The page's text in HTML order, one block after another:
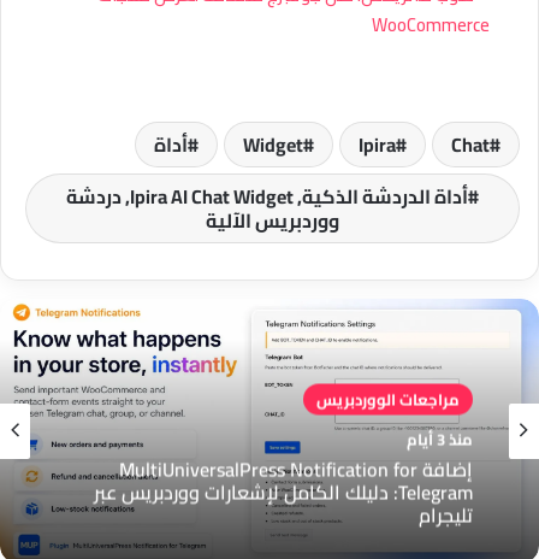
WooCommerce
Chat
Ipira
Widget
أداة
أداة الدردشة الذكية, Ipira AI Chat Widget, دردشة
ووردبريس الآلية
مراجعات الووردبريس
منذ 3 أيام
إضافة MultiUniversalPress Notification for
Telegram: دليلك الكامل لإشعارات ووردبريس عبر
تليجرام
مراجعات الووردبريس
منذ 3 أيام